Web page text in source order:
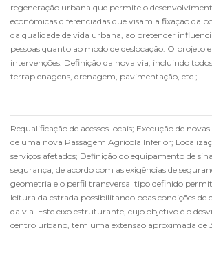
regeneração urbana que permite o
económicas diferenciadas que visam a fixação da
da qualidade de vida urbana, ao pretender
pessoas quanto ao modo de deslocação. O projeto
intervenções: Definição da nova via, incluindo
terraplenagens, drenagem, pavimentação, etc.;
Requalificação de acessos locais; Execução de
de uma nova Passagem Agrícola Inferior;
serviços afetados; Definição do equipamento de
segurança, de acordo com as exigências de
geometria e o perfil transversal tipo definido
leitura da estrada possibilitando boas condições de
da via. Este eixo estruturante, cujo objetivo é o
centro urbano, tem uma extensão aproximada de